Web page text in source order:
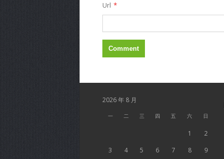
Url *
2026 年 8 月
一 二 三 四 五 六 日
1
2
3
4 5 6 7 8
9